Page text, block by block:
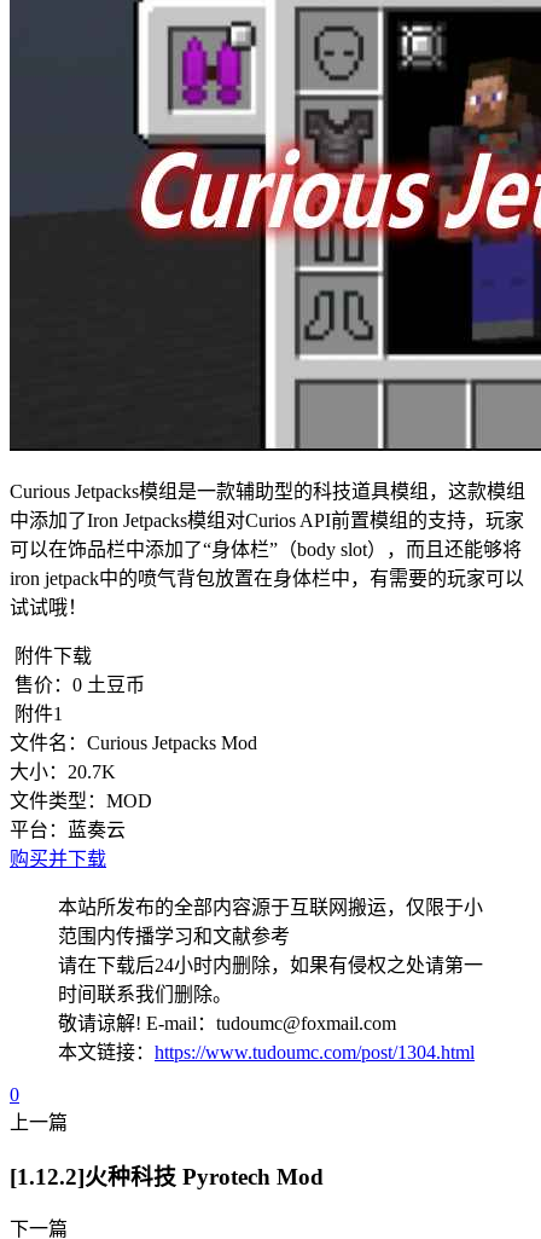
Curious Jetpacks模组是一款辅助型的科技道具模组，这款模组
中添加了Iron Jetpacks模组对Curios API前置模组的支持，玩家
可以在饰品栏中添加了“身体栏”（body slot），而且还能够将
iron jetpack中的喷气背包放置在身体栏中，有需要的玩家可以
试试哦！
附件下载
售价： 0 土豆币
附件1
文件名： Curious Jetpacks Mod
大小： 20.7K
文件类型： MOD
平台：
蓝奏云
购买并下载
本站所发布的全部内容源于互联网搬运，仅限于小
范围内传播学习和文献参考
请在下载后24小时内删除，如果有侵权之处请第一
时间联系我们删除。
敬请谅解! E-mail：tudoumc@foxmail.com
本文链接： https://www.tudoumc.com/post/1304.html
0
上一篇
[1.12.2]火种科技 Pyrotech Mod
下一篇